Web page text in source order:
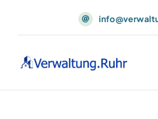
content